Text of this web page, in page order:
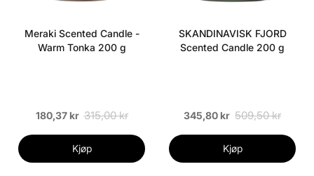
Meraki Scented Candle -
Warm Tonka 200 g
180,37 kr 315,00 kr
Kjøp
SKANDINAVISK FJORD
Scented Candle 200 g
345,80 kr 509,50 kr
Kjøp